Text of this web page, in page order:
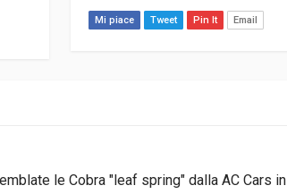
Mi piace Tweet Pin It Email
le Cobra "leaf spring" dalla AC Cars in